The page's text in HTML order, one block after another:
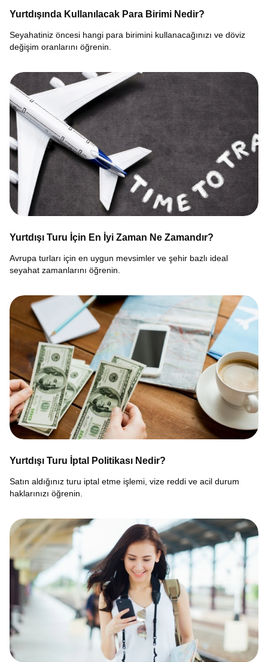
Yurtdışında Kullanılacak Para Birimi Nedir?
Seyahatiniz öncesi hangi para birimini kullanacağınızı ve döviz
değişim oranlarını öğrenin.
Yurtdışı Turu İçin En İyi Zaman Ne Zamandır?
Avrupa turları için en uygun mevsimler ve şehir bazlı ideal
seyahat zamanlarını öğrenin.
Yurtdışı Turu İptal Politikası Nedir?
Satın aldığınız turu iptal etme işlemi, vize reddi ve acil durum
haklarınızı öğrenin.